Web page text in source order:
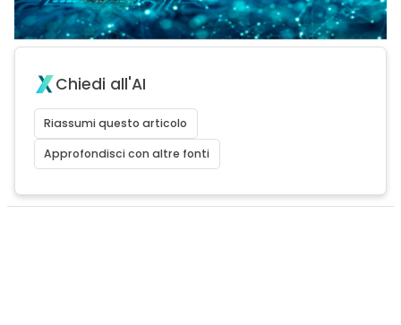
Chiedi all'AI
Riassumi questo articolo
Approfondisci con altre fonti